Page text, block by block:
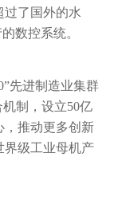
过了国外的水
数控系统。
先进制造业集群
制，设立50亿
，推动更多创新
界级工业母机产